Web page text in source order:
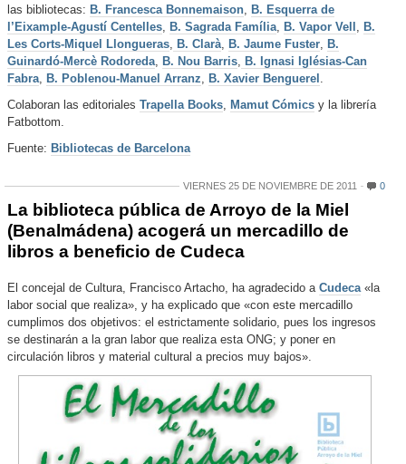
las bibliotecas: B. Francesca Bonnemaison, B. Esquerra de
l’Eixample-Agustí Centelles, B. Sagrada Família, B. Vapor Vell , B.
Les Corts-Miquel Llongueras, B. Clarà, B. Jaume Fuster, B.
Guinardó-Mercè Rodoreda, B. Nou Barris, B. Ignasi Iglésias-Can
Fabra, B. Poblenou-Manuel Arranz, B. Xavier Benguerel .
Colaboran las editoriales Trapella Books, Mamut Cómics y la librería
Fatbottom.
Fuente: Bibliotecas de Barcelona
VIERNES 25 DE NOVIEMBRE DE 2011 0
La biblioteca pública de Arroyo de la Miel
(Benalmádena) acogerá un mercadillo de
libros a beneficio de Cudeca
El concejal de Cultura, Francisco Artacho, ha agradecido a Cudeca«la
labor social que realiza», y ha explicado que «con este mercadillo
cumplimos dos objetivos: el estrictamente solidario, pues los ingresos
se destinarán a la gran labor que realiza esta ONG; y poner en
circulación libros y material cultural a precios muy bajos».